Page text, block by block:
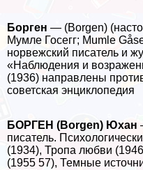
Борген — (Borgen)
Мумле Госегг; Mumle
норвежский писатель и
«Наблюдения и
(1936) направлены
советская энциклопедия
БОРГЕН (Borgen) Юхан
писатель.
(1934), Тропа любви
(1955 57), Темные